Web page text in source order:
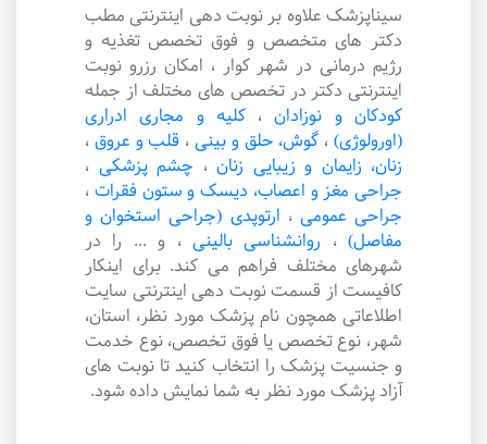
سیناپزشک علاوه بر نوبت دهی اینترنتی مطب
دکتر های متخصص و فوق تخصص تغذیه و
رژیم درمانی در شهر کوار ، امکان رزرو نوبت
اینترنتی دکتر در تخصص های مختلف از جمله
کودکان و نوزادان ،کلیه و مجاری ادراری
(اورولوژی) ، گوش، حلق و بینی ، قلب و عروق ،
زنان، زایمان و زیبایی زنان ، چشم پزشکی ،
جراحی مغز و اعصاب، دیسک و ستون فقرات ،
جراحی عمومی ، ارتوپدی (جراحی استخوان و
مفاصل) ، روانشناسی بالینی ، و ... را در
شهرهای مختلف فراهم می کند. برای اینکار
کافیست از قسمت نوبت دهی اینترنتی سایت
اطلاعاتی همچون نام پزشک مورد نظر، استان،
شهر، نوع تخصص یا فوق تخصص، نوع خدمت
و جنسیت پزشک را انتخاب کنید تا نوبت های
آزاد پزشک مورد نظر به شما نمایش داده شود.